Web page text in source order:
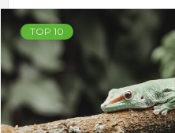
TOP 10